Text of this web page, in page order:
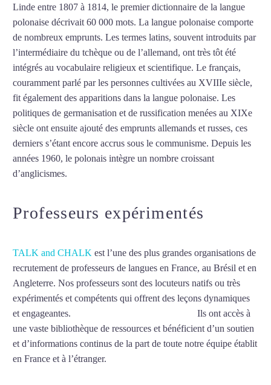
Linde entre 1807 à 1814, le premier dictionnaire de la langue
polonaise décrivait 60 000 mots. La langue polonaise comporte
de nombreux emprunts. Les termes latins, souvent introduits par
l’intermédiaire du tchèque ou de l’allemand, ont très tôt été
intégrés au vocabulaire religieux et scientifique. Le français,
couramment parlé par les personnes cultivées au XVIIIe siècle,
fit également des apparitions dans la langue polonaise. Les
politiques de germanisation et de russification menées au XIXe
siècle ont ensuite ajouté des emprunts allemands et russes, ces
derniers s’étant encore accrus sous le communisme. Depuis les
années 1960, le polonais intègre un nombre croissant
d’anglicismes.
Professeurs expérimentés
TALK and CHALK est l’une des plus grandes organisations de
recrutement de professeurs de langues en France, au Brésil et en
Angleterre. Nos professeurs sont des locuteurs natifs ou très
expérimentés et compétents qui offrent des leçons dynamiques
et engageantes.
Ils ont accès à
une vaste bibliothèque de ressources et bénéficient d’un soutien
et d’informations continus de la part de toute notre équipe établit
en France et à l’étranger.